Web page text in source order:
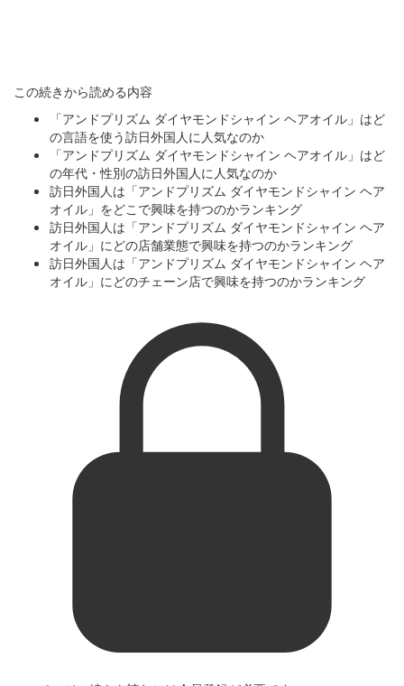
この続きから読める内容
「アンドプリズム ダイヤモンドシャイン ヘアオイル」はど
の言語を使う訪日外国人に人気なのか
「アンドプリズム ダイヤモンドシャイン ヘアオイル」はど
の年代・性別の訪日外国人に人気なのか
訪日外国人は「アンドプリズム ダイヤモンドシャイン ヘア
オイル」をどこで興味を持つのかランキング
訪日外国人は「アンドプリズム ダイヤモンドシャイン ヘア
オイル」にどの店舗業態で興味を持つのかランキング
訪日外国人は「アンドプリズム ダイヤモンドシャイン ヘア
オイル」にどのチェーン店で興味を持つのかランキング